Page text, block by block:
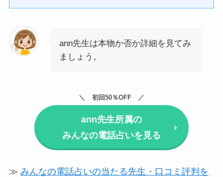
ann先生は本物か否か詳細を見てみ
ましょう。
初回50％OFF
ann先生所属の
みんなの電話占いを見る
≫ みんなの電話占いの当たる先生・口コミ評判を